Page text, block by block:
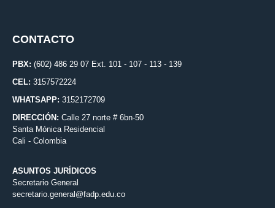
CONTACTO
PBX: (602) 486 29 07 Ext. 101 - 107 - 113 - 139
CEL: 3157572224
WHATSAPP: 3152172709
DIRECCIÓN: Calle 27 norte # 6bn-50
Santa Mónica Residencial
Cali - Colombia
ASUNTOS JURÍDICOS
Secretario General
secretario.general@fadp.edu.co